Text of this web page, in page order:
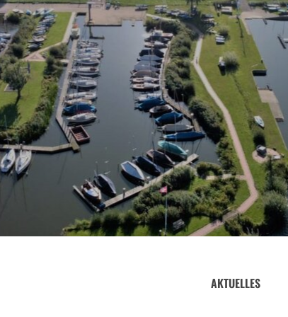
AKTUELLES